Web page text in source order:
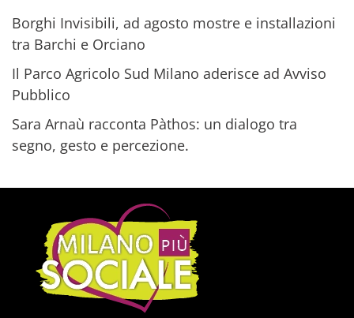
Borghi Invisibili, ad agosto mostre e installazioni
tra Barchi e Orciano
Il Parco Agricolo Sud Milano aderisce ad Avviso
Pubblico
Sara Arnaù racconta Pàthos: un dialogo tra
segno, gesto e percezione.